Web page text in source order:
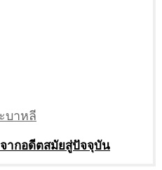
ากอดีตสมัยสู่ปัจจุบัน